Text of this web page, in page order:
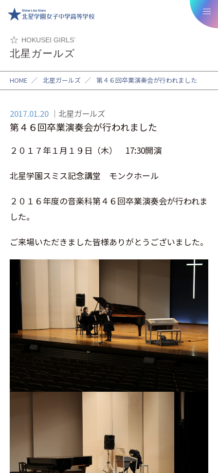
HOKUSEI GIRLS’
北星ガールズ
HOME ／ 北星ガールズ ／ 第４６回卒業演奏会が行われました
2017.01.20 北星ガールズ
第４６回卒業演奏会が行われました
２０１７年１月１９日（木） 17:30開演
北星学園スミス記念講堂 モンクホール
２０１６年度の音楽科第４６回卒業演奏会が行われま
した。
ご来場いただきました皆様ありがとうございました。